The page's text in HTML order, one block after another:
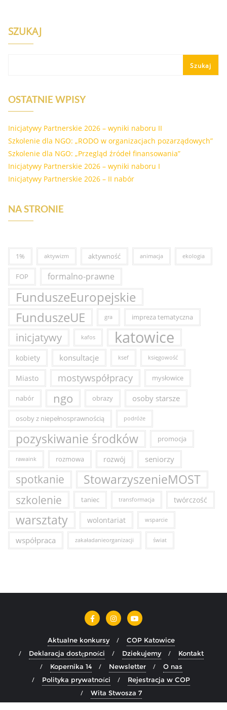
SZUKAJ
Szukaj
OSTATNIE WPISY
Inicjatywy Partnerskie 2026 – wyniki naboru II
Szkolenie dla NGO: „RODO w organizacjach pozarządowych”
Szkolenie dla NGO: „Przegląd źródeł finansowania”
Inicjatywy Partnerskie 2026 – wyniki naboru I
Inicjatywy Partnerskie 2026 – II nabór
NA STRONIE
1% aktywizm aktywność animacja ekologia
FOP formalno-prawne
FunduszeEuropejskie
FunduszeUE
gra impreza tematyczna
inicjatywy kafos katowice
kobiety konsultacje ksef księgowość
Miasto mostywspółpracy mysłowice
nabór ngo obrazy osoby starsze
osoby z niepełnosprawnością podróże
pozyskiwanie środków promocja
rawaink rozmowa rozwój seniorzy
spotkanie StowarzyszenieMOST
szkolenie taniec transformacja twórczość
warsztaty wolontariat wsparcie
współpraca zakaładanieorganizacji świat
Aktualne konkursy
COP Katowice
Deklaracja dostępności
Dziekujemy
Kontakt
Kopernika 14
Newsletter
O nas
Polityka prywatności
Rejestracja w COP
Wita Stwosza 7